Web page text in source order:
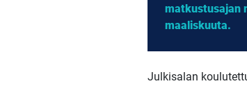
matkustusajan
maaliskuuta.
Julkisalan